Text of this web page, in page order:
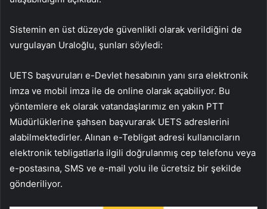
Sistemin en üst düzeyde güvenlikli olarak verildiğini de
vurgulayan Uraloğlu, şunları söyledi:
UETS başvuruları e-Devlet hesabının yanı sıra elektronik
imza ve mobil imza ile de online olarak açabiliyor. Bu
yöntemlere ek olarak vatandaşlarımız en yakın PTT
Müdürlüklerine şahsen başvurarak UETS adreslerini
alabilmektedirler. Alınan e-Tebligat adresi kullanıcıların
elektronik tebligatlarla ilgili doğrulanmış cep telefonu veya
e-postasına, SMS ve e-mail yolu ile ücretsiz bir şekilde
gönderiliyor.